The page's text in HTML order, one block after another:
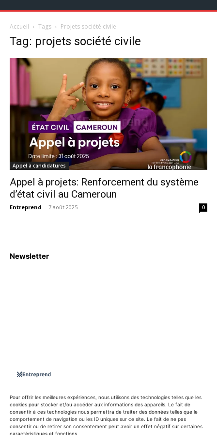
Pour offrir les meilleures expériences, nous utilisons des technologies telles que les
cookies pour stocker et/ou accéder aux informations des appareils. Le fait de
consentir à ces technologies nous permettra de traiter des données telles que le
comportement de navigation ou les ID uniques sur ce site. Le fait de ne pas
consentir ou de retirer son consentement peut avoir un effet négatif sur certaines
caractéristiques et fonctions.
Accueil Tags Projets société civile
Tag: projets société civile
Appel à candidatures
Appel à projets: Renforcement du système
d’état civil au Cameroun
Entreprend - 7 août 2025 0
info@entreprend.net
Newsletter